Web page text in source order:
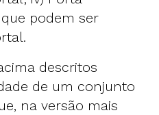
podem ser
descritos
de um conjunto
na versão mais